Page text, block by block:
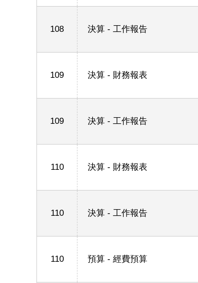
108 決算 - 工作報告
109 決算 - 財務報表
109 決算 - 工作報告
110 決算 - 財務報表
110 決算 - 工作報告
110 預算 - 經費預算